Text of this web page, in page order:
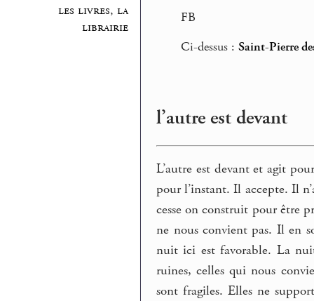
les livres, la
librairie
FB
Ci-dessus : Saint-Pierre
l’autre est devant
L’autre est devant et agit
pour l’instant. Il accepte. Il
cesse on construit pour être
ne nous convient pas. Il en
nuit ici est favorable. La
ruines, celles qui nous
sont fragiles. Elles ne